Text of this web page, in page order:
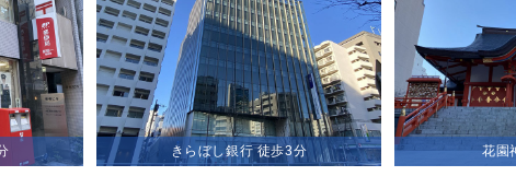
きらぼし銀行 徒歩3分 花園